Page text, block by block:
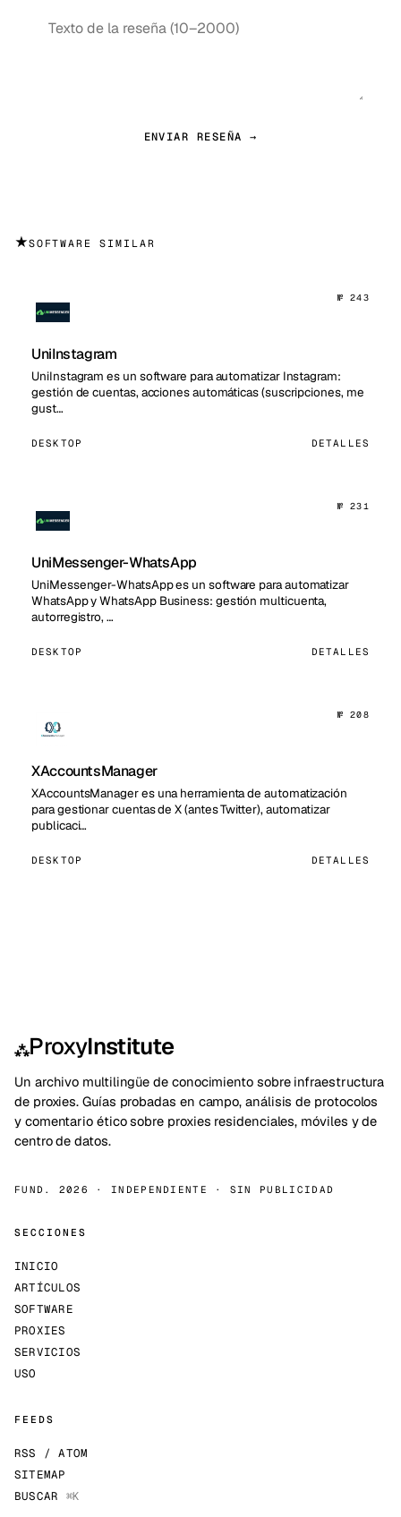
ENVIAR RESEÑA →
★SOFTWARE SIMILAR
№ 243
UniInstagram
UniInstagram es un software para automatizar Instagram:
gestión de cuentas, acciones automáticas (suscripciones, me
gust…
DESKTOP DETALLES
№ 231
UniMessenger-WhatsApp
UniMessenger-WhatsApp es un software para automatizar
WhatsApp y WhatsApp Business: gestión multicuenta,
autorregistro, …
DESKTOP DETALLES
№ 208
XAccountsManager
XAccountsManager es una herramienta de automatización
para gestionar cuentas de X (antes Twitter), automatizar
publicaci…
DESKTOP DETALLES
⁂ProxyInstitute
Un archivo multilingüe de conocimiento sobre infraestructura
de proxies. Guías probadas en campo, análisis de protocolos
y comentario ético sobre proxies residenciales, móviles y de
centro de datos.
FUND. 2026 · INDEPENDIENTE · SIN PUBLICIDAD
SECCIONES
INICIO
ARTÍCULOS
SOFTWARE
PROXIES
SERVICIOS
USO
FEEDS
RSS / ATOM
SITEMAP
BUSCAR ⌘K